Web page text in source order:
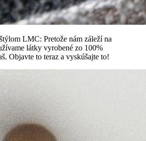
LMC: Pretože nám záleží na
látky vyrobené zo 100%
Objavte to teraz a vyskúšajte to!